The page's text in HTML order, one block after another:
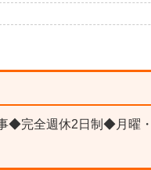
◆完全週休2日制◆月曜